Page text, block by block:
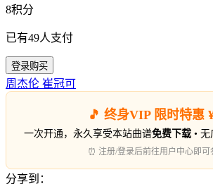
8积分
已有49人支付
登录购买
周杰伦 崔冠可
🎵 终身VIP 限时特惠
一次开通，永久享受本站曲谱免费下载 •
⏰ 注册/登录后前往用户中心即可
分享到：